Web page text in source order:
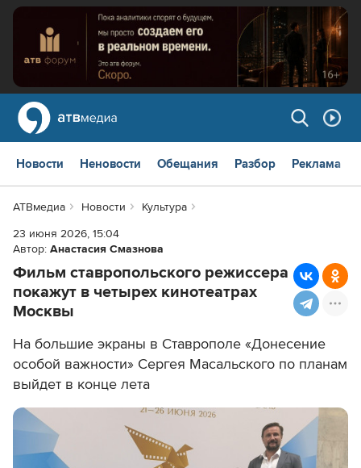
Новости Неновости Обещания Разбор Реклама
АТВмедиа Новости
Культура
23 июня 2026, 15:04
Автор: Анастасия Смазнова
Фильм ставропольского режиссера
покажут в четырех кинотеатрах
Москвы
На большие экраны в Ставрополе «Донесение
особой важности» Сергея Масальского по планам
выйдет в конце лета